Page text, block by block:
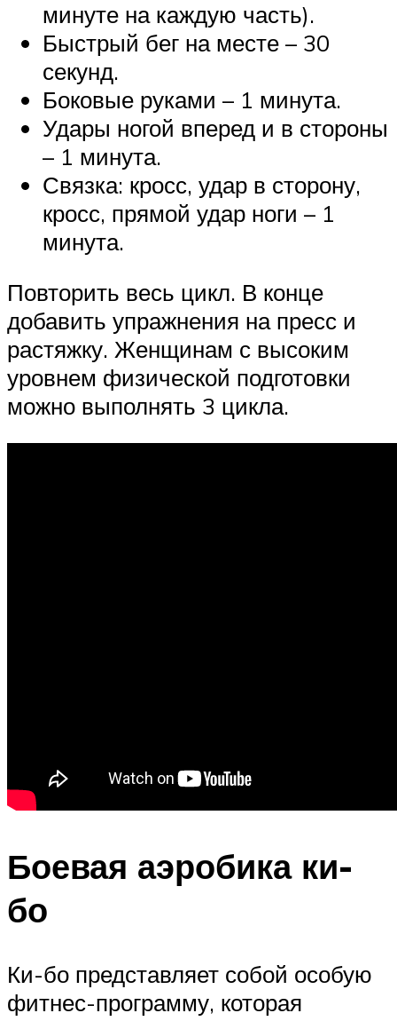
минуте на каждую часть).
Быстрый бег на месте – 30
секунд.
Боковые руками – 1 минута.
Удары ногой вперед и в стороны
– 1 минута.
Связка: кросс, удар в сторону,
кросс, прямой удар ноги – 1
минута.
Повторить весь цикл. В конце
добавить упражнения на пресс и
растяжку. Женщинам с высоким
уровнем физической подготовки
можно выполнять 3 цикла.
Боевая аэробика ки-
бо
Ки-бо представляет собой особую
фитнес-программу, которая